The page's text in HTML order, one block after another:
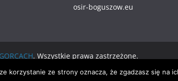
osir-boguszow.eu
. Wszystkie prawa zastrzeżone.
korzystanie ze strony oznacza, że zgadzasz się na